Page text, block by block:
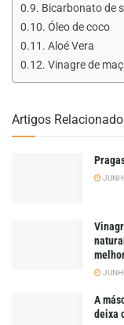
Bicarbonato de
Óleo de coco
Aloé Vera
Vinagre de
Artigos
A
deixa